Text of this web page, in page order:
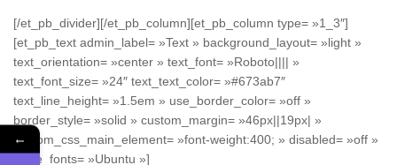
[/et_pb_divider][/et_pb_column][et_pb_column type= »1_3″]
[et_pb_text admin_label= »Text » background_layout= »light »
text_orientation= »center » text_font= »Roboto|||| »
text_font_size= »24″ text_text_color= »#673ab7″
text_line_height= »1.5em » use_border_color= »off »
border_style= »solid » custom_margin= »46px||19px| »
custom_css_main_element= »font-weight:400; » disabled= »off »
inline_fonts= »Ubuntu »]
←